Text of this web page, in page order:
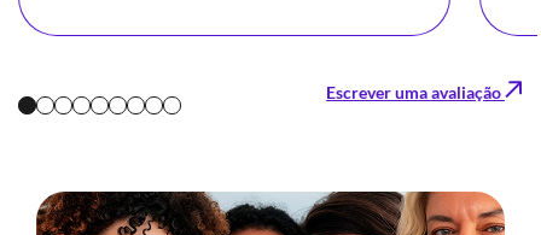
Escrever uma avaliação